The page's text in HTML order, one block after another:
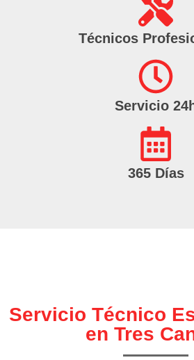
Técnicos
Servicio
365 Días
Servicio Técnico
en Tres